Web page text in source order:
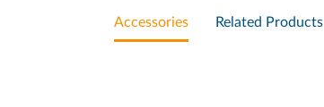
Accessories Related Products